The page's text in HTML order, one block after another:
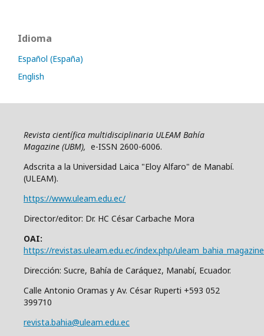
Idioma
Español (España)
English
Revista científica multidisciplinaria ULEAM Bahía
Magazine (UBM), e-ISSN 2600-6006.
Adscrita a la Universidad Laica "Eloy Alfaro" de Manabí.
(ULEAM).
https://www.uleam.edu.ec/
Director/editor: Dr. HC César Carbache Mora
OAI:
https://revistas.uleam.edu.ec/index.php/
Dirección: Sucre, Bahía de Caráquez, Manabí, Ecuador.
Calle Antonio Oramas y Av. César Ruperti +593 052
399710
revista.bahia@uleam.edu.ec